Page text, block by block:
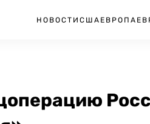
НОВОСТИ США ЕВРОПА